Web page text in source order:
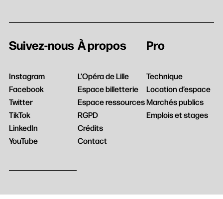
Suivez-nous
Instagram
Facebook
Twitter
TikTok
LinkedIn
YouTube
À propos
L’Opéra de Lille
Espace billetterie
Espace ressources
RGPD
Crédits
Contact
Pro
Technique
Location d’espace
Marchés publics
Emplois et stages